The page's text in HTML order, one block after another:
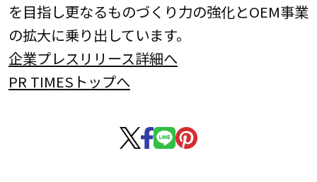
を目指し更なるものづくり力の強化とOEM事業
の拡大に乗り出しています。
企業プレスリリース詳細へ
PR TIMESトップへ